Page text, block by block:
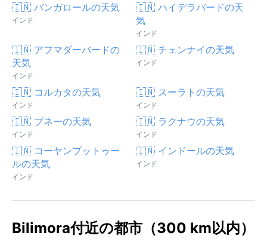
🇮🇳 バンガロールの天気
インド
🇮🇳 ハイデラバードの天
気
インド
🇮🇳 アフマダーバードの
天気
インド
🇮🇳 チェンナイの天気
インド
🇮🇳 コルカタの天気
インド
🇮🇳 スーラトの天気
インド
🇮🇳 プネーの天気
インド
🇮🇳 ラクナウの天気
インド
🇮🇳 コーヤンブットゥー
ルの天気
インド
🇮🇳 インドールの天気
インド
Bilimora付近の都市（300 km以内）